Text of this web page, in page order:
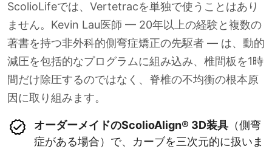
ScolioLifeでは、Vertetracを単独で使うことはあり
ません。Kevin Lau医師 — 20年以上の経験と複数の
著書を持つ非外科的側弯症矯正の先駆者 — は、動的
減圧を包括的なプログラムに組み込み、椎間板を1時
間だけ除圧するのではなく、脊椎の不均衡の根本原
因に取り組みます。
オーダーメイドのScolioAlign® 3D装具 （側弯
症がある場合）で、カーブを三次元的に扱いま